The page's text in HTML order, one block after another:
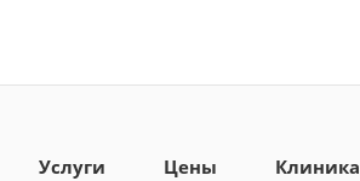
Услуги Цены Клиника